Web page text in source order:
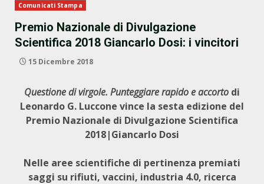
Comunicati Stampa
Premio Nazionale di Divulgazione
Scientifica 2018 Giancarlo Dosi: i vincitori
15 Dicembre 2018
Questione di virgole. Punteggiare rapido e accorto di
Leonardo G. Luccone vince la sesta edizione del
Premio Nazionale di Divulgazione Scientifica
2018|Giancarlo Dosi
Nelle aree scientifiche di pertinenza premiati
saggi su rifiuti, vaccini, industria 4.0, ricerca